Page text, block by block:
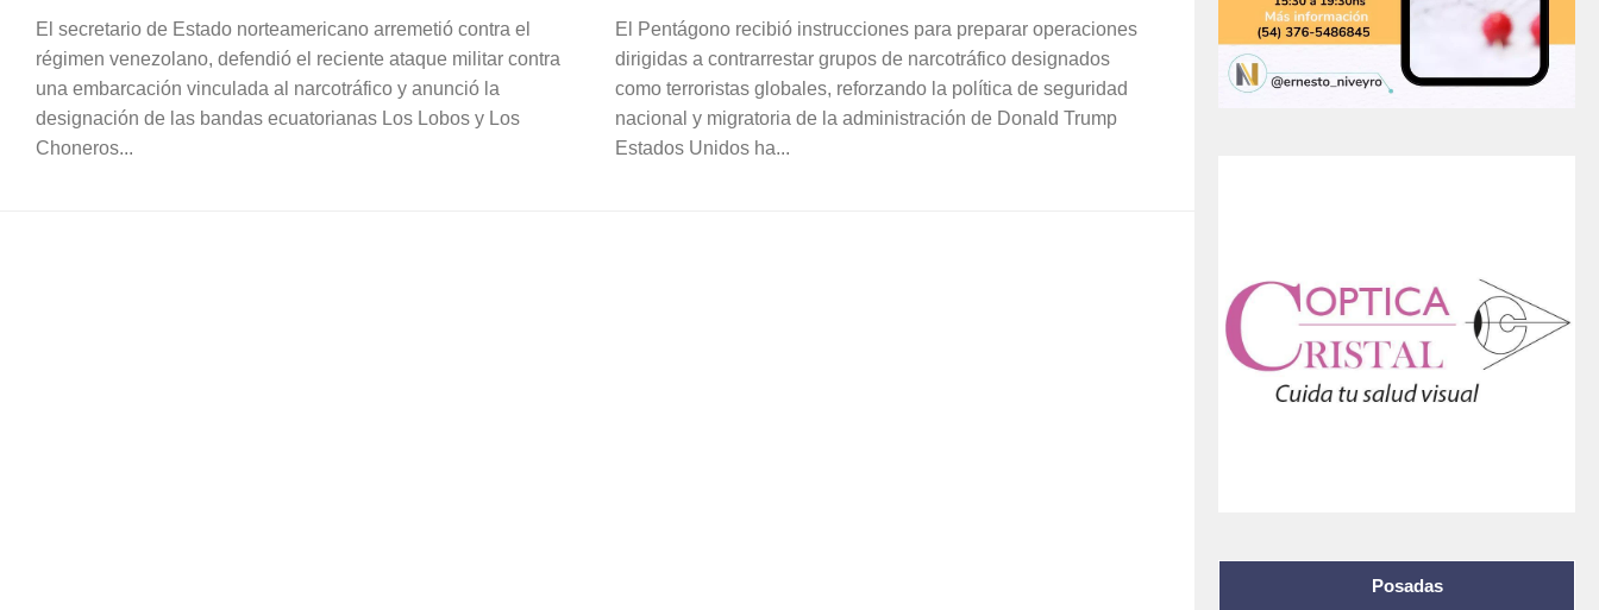
El secretario de Estado norteamericano arremetió contra el
régimen venezolano, defendió el reciente ataque militar contra
una embarcación vinculada al narcotráfico y anunció la
designación de las bandas ecuatorianas Los Lobos y Los
Choneros...
El Pentágono recibió instrucciones para preparar operaciones
dirigidas a contrarrestar grupos de narcotráfico designados
como terroristas globales, reforzando la política de seguridad
nacional y migratoria de la administración de Donald Trump
Estados Unidos ha...
Posadas